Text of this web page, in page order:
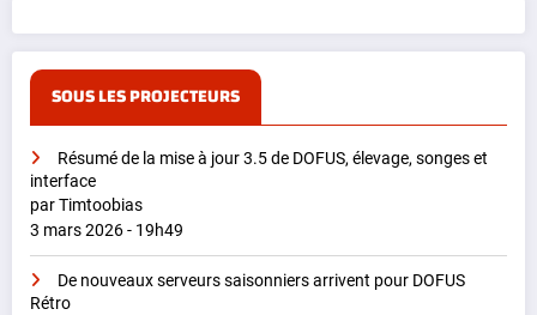
SOUS LES PROJECTEURS
Résumé de la mise à jour 3.5 de DOFUS, élevage, songes et
interface
par Timtoobias
3 mars 2026 - 19h49
De nouveaux serveurs saisonniers arrivent pour DOFUS
Rétro